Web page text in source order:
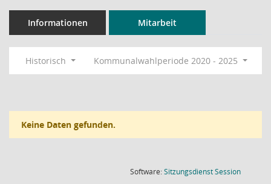
Informationen Mitarbeit
Historisch Kommunalwahlperiode 2020 - 2025
Keine Daten gefunden.
Software:SitzungsdienstSession(Wird in